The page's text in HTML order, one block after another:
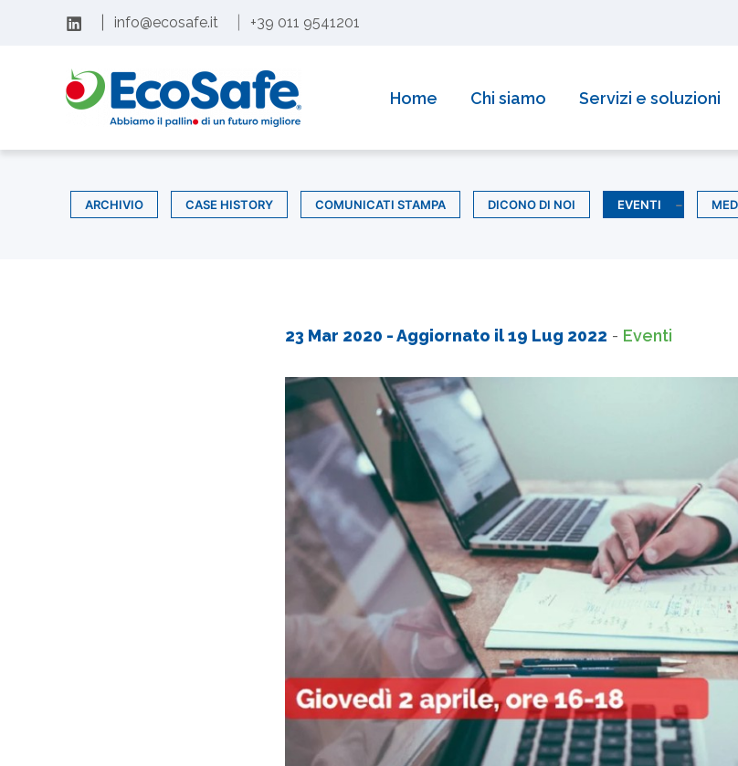
info@ecosafe.it +39 011 9541201
Home Chi siamo Servizi e soluzioni
ARCHIVIO CASE HISTORY COMUNICATI STAMPA DICONO DI NOI EVENTI
23 Mar 2020 - Aggiornato il19 Lug 2022 - Eventi